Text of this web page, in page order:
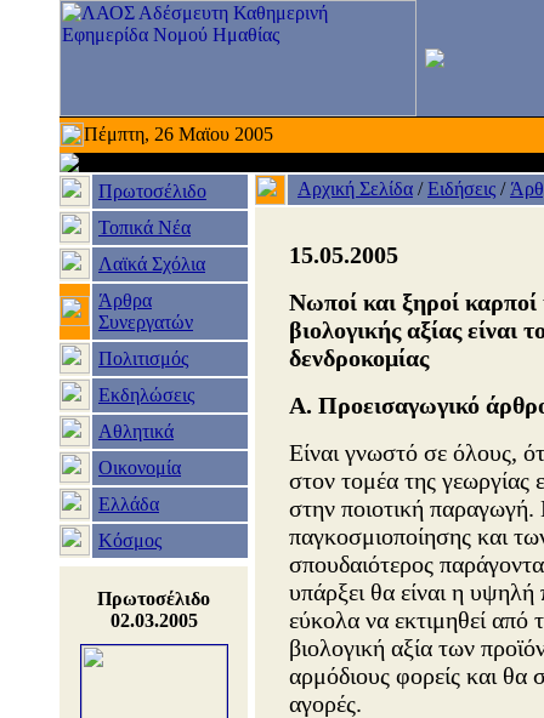
Πέμπτη, 26 Μαϊου 2005
Πρωτοσέλιδο
Τοπικά Νέα
Λαϊκά Σχόλια
Άρθρα
Συνεργατών
Πολιτισμός
Εκδηλώσεις
Αθλητικά
Οικονομία
Ελλάδα
Κόσμος
Πρωτοσέλιδο
02.03.2005
Αρχική Σελίδα /Ειδήσεις /
15.05.2005
Νωποί και ξηροί
βιολογικής αξίας είναι
δενδροκομίας
Α. Προεισαγωγικό
Είναι γνωστό σε όλους,
στον τομέα της γεωργίας
στην ποιοτική
παγκοσμιοποίησης και
σπουδαιότερος
υπάρξει θα είναι η
εύκολα να εκτιμηθεί
βιολογική αξία των
αρμόδιους φορείς και θα
αγορές.